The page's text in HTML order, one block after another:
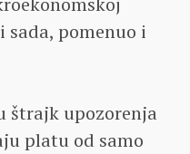
pomenuo i
štrajk upozorenja
platu od samo